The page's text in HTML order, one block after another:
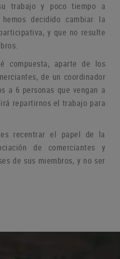
trabajo y poco tiempo a
decidido cambiar la
y que no resulte
compuesta, aparte de los
de un coordinador
a 6 personas que vengan a
repartirnos el trabajo para
recentrar el papel de la
de comerciantes y
de sus miembros, y no ser